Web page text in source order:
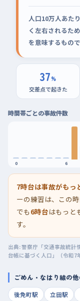
人口10万人あた
く左右されるた
を意味するもの
37%
交差点で起きた
時間帯ごとの事故件数
0 6
7時台は事故がもっ
ーの練習は、この
でも 6時台はもっと
す。
出典: 警察庁「交通事故統計
台帳に基づく人口」（令和7
ごめん・なはり線の
後免町駅 立田駅